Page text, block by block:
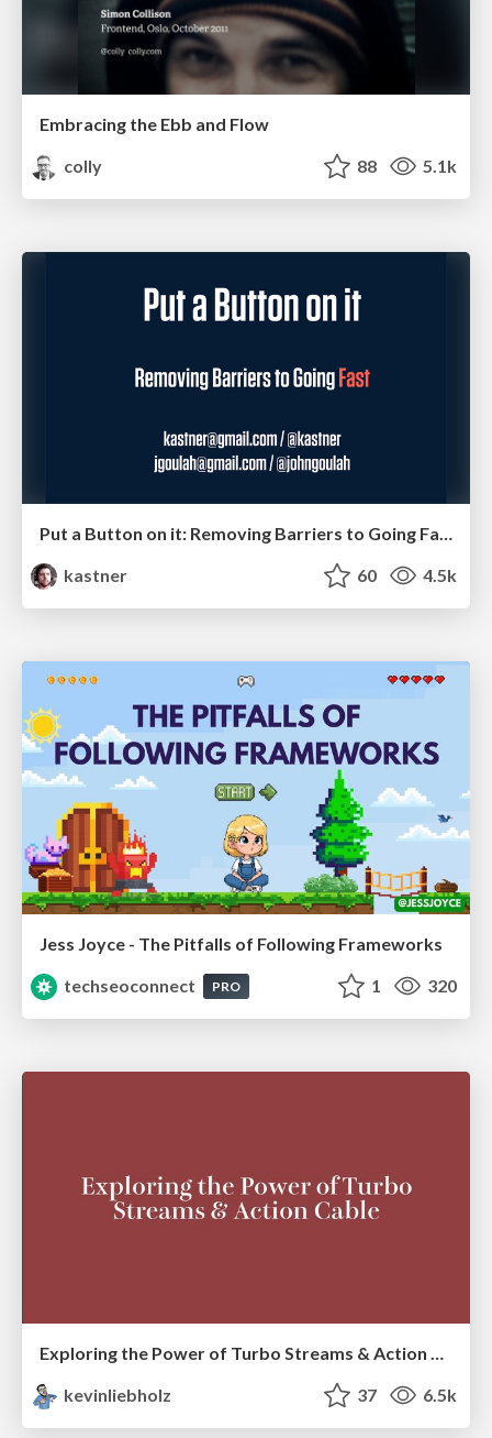
Embracing the Ebb and Flow
colly
88 5.1k
Put a Button on it: Removing Barriers to Going Fast.
kastner
60 4.5k
Jess Joyce - The Pitfalls of Following Frameworks
techseoconnect
PRO 1 320
Exploring the Power of Turbo Streams & Action Cable | RailsConf2023
kevinliebholz
37 6.5k